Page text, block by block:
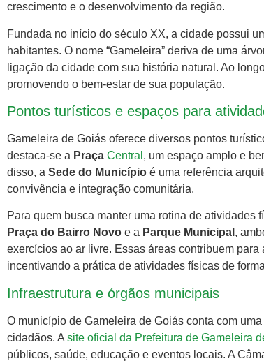
crescimento e o desenvolvimento da região.
Fundada no início do século XX, a cidade possui
habitantes. O nome “Gameleira” deriva de uma
ligação da cidade com sua história natural. Ao
promovendo o bem-estar de sua população.
Pontos turísticos e espaços para
Gameleira de Goiás oferece diversos pontos
destaca-se a Praça Central , um espaço amplo e
disso, a Sede do Município é uma referência
convivência e integração comunitária.
Para quem busca manter uma rotina de atividades
Praça do Bairro Novo e a Parque Municipal ,
exercícios ao ar livre. Essas áreas contribuem
incentivando a prática de atividades físicas de
Infraestrutura e órgãos municipais
O município de Gameleira de Goiás conta com
cidadãos. A site oficial da Prefeitura de Gameleira
públicos, saúde, educação e eventos locais. A